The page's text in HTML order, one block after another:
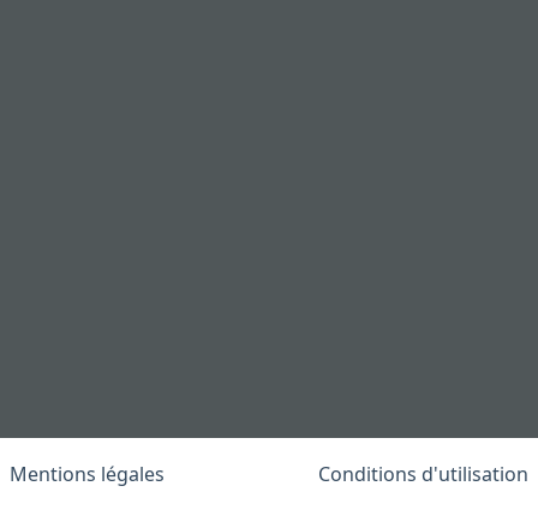
Mentions légales Conditions d'utilisation